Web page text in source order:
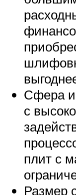
Сфера
с
плит с
Размер